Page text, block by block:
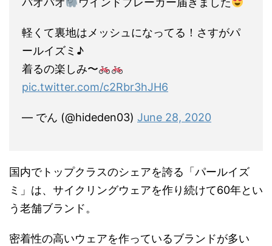
軽くて裏地はメッシュになってる！さすがパ
ールイズミ♪
着るの楽しみ〜
pic.twitter.com/c2Rbr3hJH6
— でん (@hideden03) June 28, 2020
国内でトップクラスのシェアを誇る「パールイズ
ミ」は、サイクリングウェアを作り続けて60年とい
う老舗ブランド。
密着性の高いウェアを作っているブランドが多い